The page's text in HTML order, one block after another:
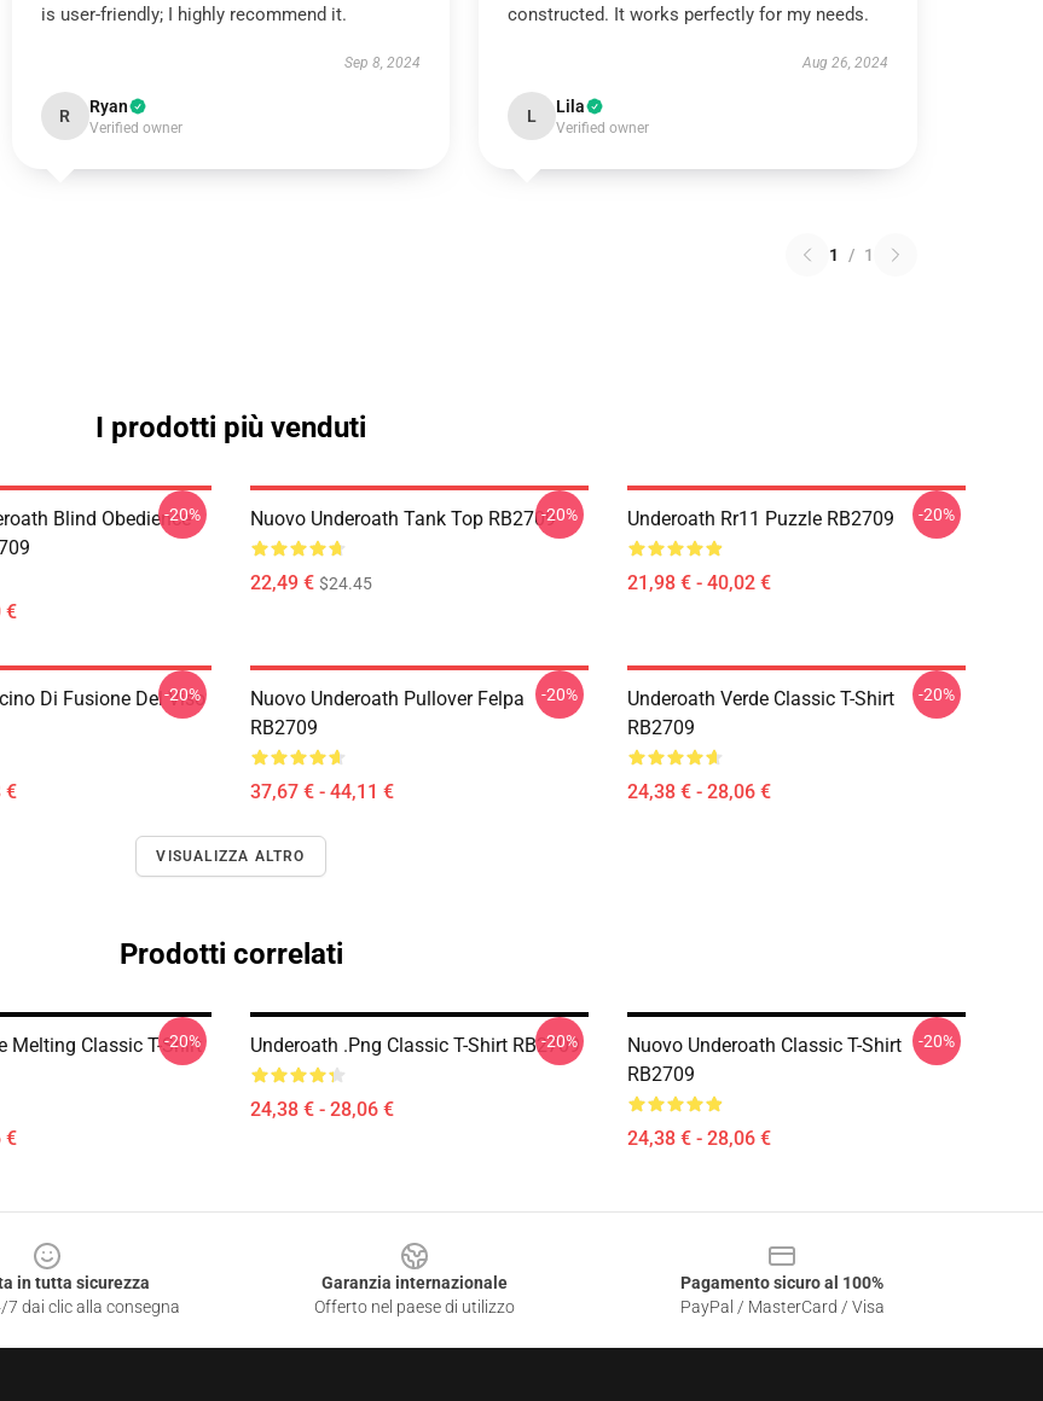
is user-friendly; I highly recommend it.
Sep 8, 2024
R Ryan
Verified owner
constructed. It works perfectly for my needs.
Aug 26, 2024
L Lila
Verified owner
1 / 1
I prodotti più venduti
Blind Obedience
€
-20% Nuovo Underoath Tank Top RB2709
22,49 € $24.45
-20% Underoath Rr11 Puzzle RB2709
21,98 € - 40,02 €
-20%
Di Fusione Del Viso
€
-20%
Nuovo Underoath Pullover Felpa
RB2709
37,67 € - 44,11 €
-20%
Underoath Verde Classic T-Shirt
RB2709
24,38 € - 28,06 €
-20%
VISUALIZZA ALTRO
Prodotti correlati
Melting Classic T-Shirt
€
-20% Underoath .png Classic T-Shirt RB2709
24,38 € - 28,06 €
-20%
Nuovo Underoath Classic T-Shirt
RB2709
24,38 € - 28,06 €
-20%
in tutta sicurezza
dai clic alla consegna
Garanzia internazionale
Offerto nel paese di utilizzo
Pagamento sicuro al 100%
PayPal / MasterCard / Visa